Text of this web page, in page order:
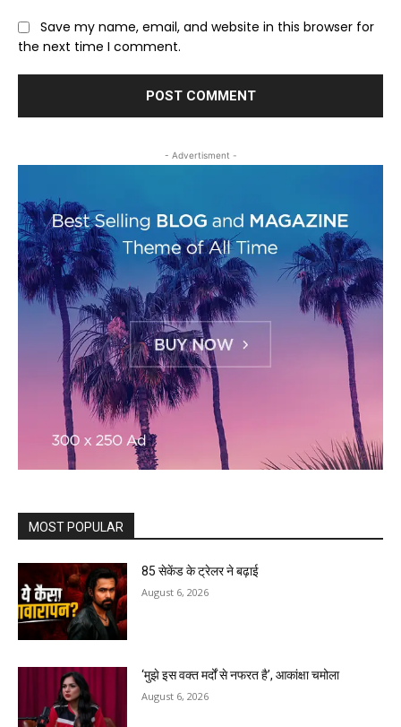
Save my name, email, and website in this browser for
the next time I comment.
- Advertisment -
MOST POPULAR
85 सेकेंड के ट्रेलर ने बढ़ाई
August 6, 2026
‘मुझे इस वक्त मर्दों से नफरत है’, आकांक्षा चमोला
August 6, 2026